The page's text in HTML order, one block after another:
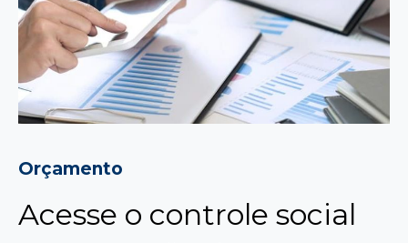
Orçamento
Acesse o controle social